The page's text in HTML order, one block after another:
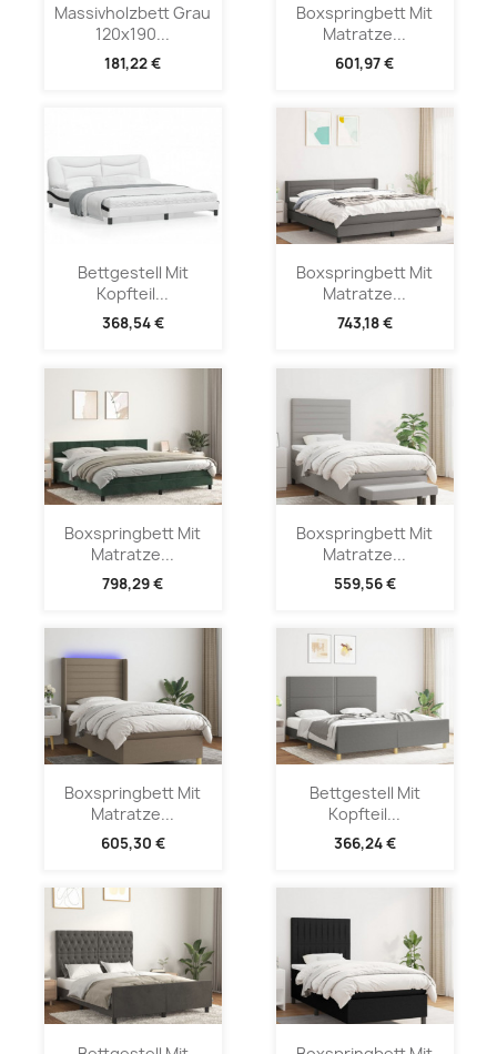
Massivholzbett Grau
120x190...
181,22 €
Boxspringbett Mit
Matratze...
601,97 €
Bettgestell Mit
Kopfteil...
368,54 €
Boxspringbett Mit
Matratze...
743,18 €
Boxspringbett Mit
Matratze...
798,29 €
Boxspringbett Mit
Matratze...
559,56 €
Boxspringbett Mit
Matratze...
605,30 €
Bettgestell Mit
Kopfteil...
366,24 €